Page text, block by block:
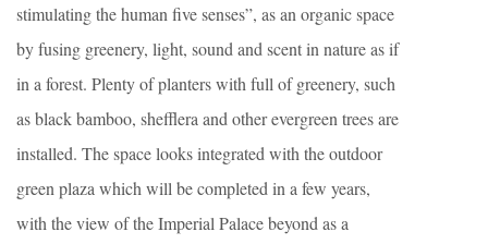
stimulating the human five senses”, as an organic space
by fusing greenery, light, sound and scent in nature as if
in a forest. Plenty of planters with full of greenery, such
as black bamboo, shefflera and other evergreen trees are
installed. The space looks integrated with the outdoor
green plaza which will be completed in a few years,
with the view of the Imperial Palace beyond as a